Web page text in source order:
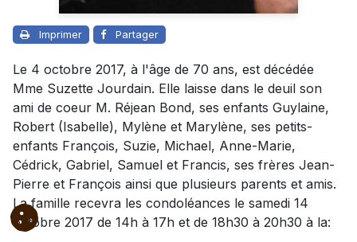
Imprimer Partager
Le 4 octobre 2017, à l'âge de 70 ans, est décédée
Mme Suzette Jourdain. Elle laisse dans le deuil son
ami de coeur M. Réjean Bond, ses enfants Guylaine,
Robert (Isabelle), Mylène et Marylène, ses petits-
enfants François, Suzie, Michael, Anne-Marie,
Cédrick, Gabriel, Samuel et Francis, ses frères Jean-
Pierre et François ainsi que plusieurs parents et amis.
La famille recevra les condoléances le samedi 14
octobre 2017 de 14h à 17h et de 18h30 à 20h30 à la: